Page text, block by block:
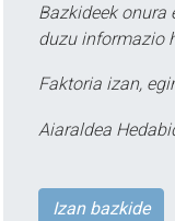
Bazkideek
duzu informazio
Faktoria izan,
Aiaraldea
Izan bazkide